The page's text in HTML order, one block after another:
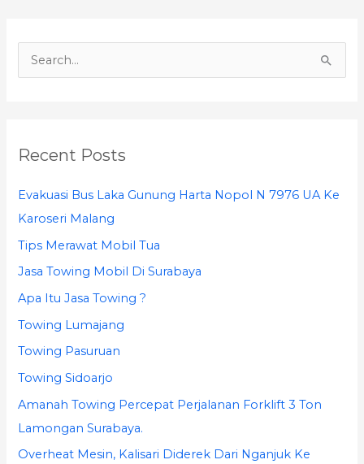
c
r
:
Recent Posts
Evakuasi Bus Laka Gunung Harta Nopol N 7976 UA Ke
Karoseri Malang
Tips Merawat Mobil Tua
Jasa Towing Mobil Di Surabaya
Apa Itu Jasa Towing ?
Towing Lumajang
Towing Pasuruan
Towing Sidoarjo
Amanah Towing Percepat Perjalanan Forklift 3 Ton
Lamongan Surabaya.
Overheat Mesin, Kalisari Diderek Dari Nganjuk Ke